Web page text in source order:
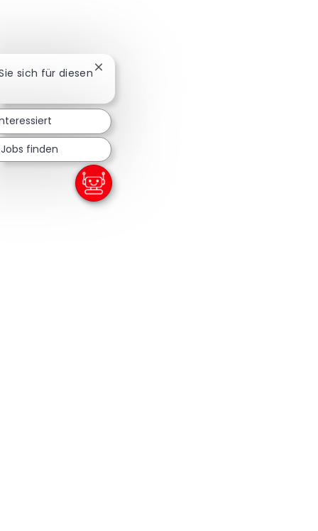
sich für diesen Chatbot-Benachrichtigung schließen
finden